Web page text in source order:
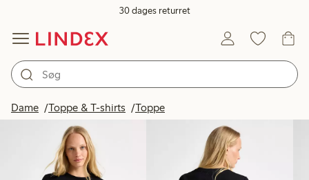
30 dages returret
Dame Toppe & T-shirts Toppe